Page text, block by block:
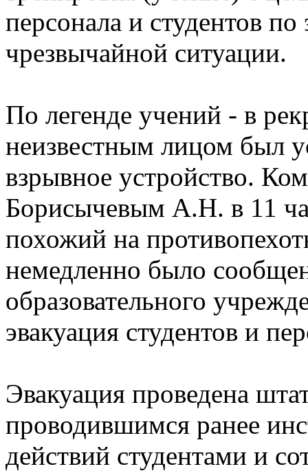
персонала и студентов
чрезвычайной ситуации.
По легенде учений - в
неизвестным лицом был
взрывное устройство.
Борисычевым А.Н. в 11
похожий на
немедленно было
образовательного
эвакуация студентов и
Эвакуация проведена
проводившимся ранее
действий студентами и